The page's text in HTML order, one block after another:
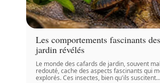
Les comportements fascinants
jardin révélés
Le monde des cafards de jardin, souvent
redouté, cache des aspects fascinants qui
explorés. Ces insectes, bien qu'ils suscitent…